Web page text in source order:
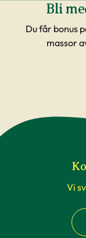
Bli
Du får bonus
massor
Vi